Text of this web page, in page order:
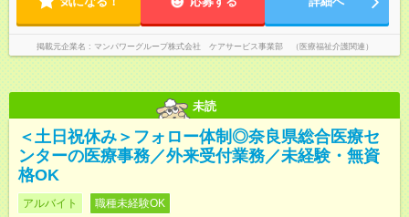
掲載元企業名 マンパワーグループ株式会社 ケアサービス事業部 （医療福祉介護関連）
未読
＜土日祝休み＞フォロー体制◎奈良県総合医療セ
ンターの医療事務／外来受付業務／未経験・無資
格OK
アルバイト 職種未経験OK